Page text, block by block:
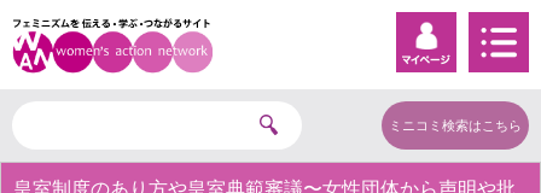
ミニコミ検索はこちら
皇室制度のあり方や皇室典範審議〜女性団体から声明や批